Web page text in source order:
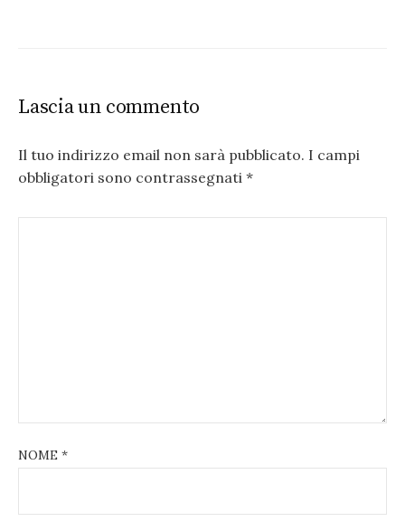
Lascia un commento
Il tuo indirizzo email non sarà pubblicato. I campi
obbligatori sono contrassegnati *
NOME *